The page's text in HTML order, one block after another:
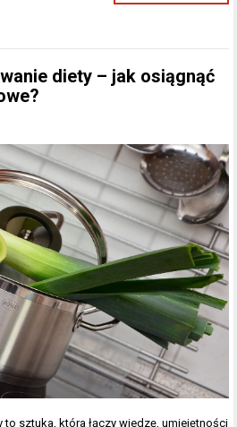
diety – jak osiągnąć
sztuka, która łączy wiedzę, umiejętności